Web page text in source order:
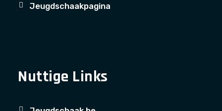
Jeugdschaakpagina
Nuttige Links